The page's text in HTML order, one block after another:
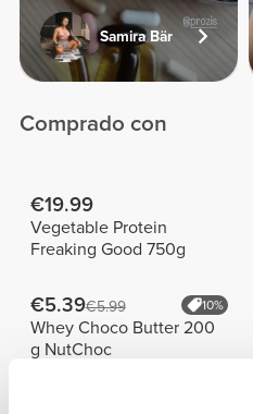
Samira Bär
Comprado con
€19.99
Vegetable Protein
Freaking Good 750g
€5.39€5.99 10%
Whey Choco Butter 200
g NutChoc